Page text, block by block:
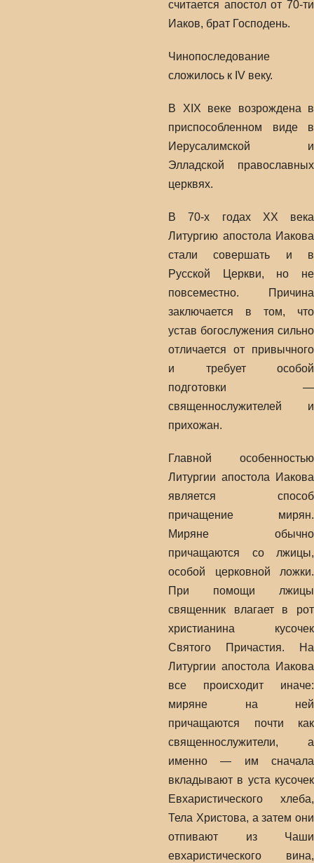
считается апостол от 70-ти
Иаков, брат Господень.
Чинопоследование
сложилось к IV веку.
В XIX веке возрождена в
приспособленном виде в
Иерусалимской и
Элладской православных
церквях.
В 70-х годах XX века
Литургию апостола Иакова
стали совершать и в
Русской Церкви, но не
повсеместно. Причина
заключается в том, что
устав богослужения сильно
отличается от привычного
и требует особой
подготовки —
священнослужителей и
прихожан.
Главной особенностью
Литургии апостола Иакова
является способ
причащение мирян.
Миряне обычно
причащаются со лжицы,
особой церковной ложки.
При помощи лжицы
священник влагает в рот
христианина кусочек
Святого Причастия. На
Литургии апостола Иакова
все происходит иначе:
миряне на ней
причащаются почти как
священнослужители, а
именно — им сначала
вкладывают в уста кусочек
Евхаристического хлеба,
Тела Христова, а затем они
отпивают из Чаши
евхаристического вина,